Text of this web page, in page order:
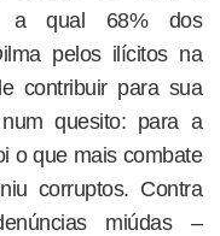
a qual 68% dos
pelos ilícitos na
contribuir para sua
quesito: para a
o que mais combate
corruptos. Contra
miúdas –